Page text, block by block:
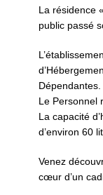
La résidence
public passé
Dépendantes.
Le Personnel
La capacité
d’environ 60
Venez
cœur d’un